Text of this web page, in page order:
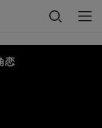
恋